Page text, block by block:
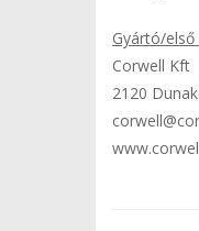
Gyártó/
Corwell Kft
2120